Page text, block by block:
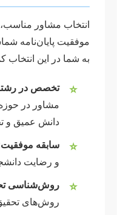
انتخاب مشاور
موفقیت پایان‌نامه
به شما در این انتخاب
⭐ تخصص در
مشاور در
دانش عمیق و
⭐ سابقه
و رضایت
⭐ روش‌شناسی
روش‌های